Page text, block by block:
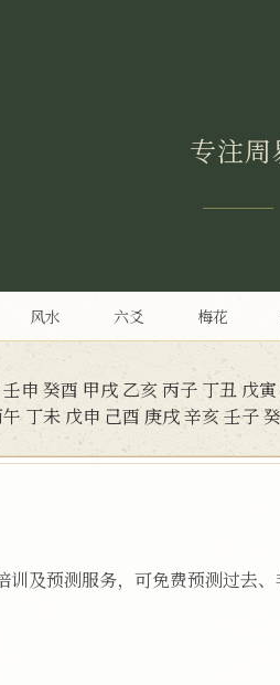
专注
风水 六爻 梅花
壬申 癸酉 甲戌 乙亥丙子 丁丑 戊寅
丁未 戊申 己酉 庚戌辛亥壬子
训及预测服务，可免费预测过去